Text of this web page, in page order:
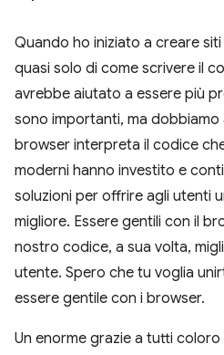
Quando ho iniziato a creare
quasi solo di come scrivere il
avrebbe aiutato a essere più
sono importanti, ma dobbiamo
browser interpreta il codice
moderni hanno investito e
soluzioni per offrire agli utenti
migliore. Essere gentili con il
nostro codice, a sua volta,
utente. Spero che tu voglia
essere gentile con i browser.
Un enorme grazie a tutti